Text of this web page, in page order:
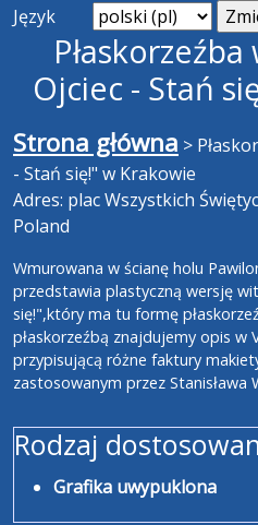
Język
Ojciec - Stań
Strona główna >
- Stań się!" w Krakowie
Adres: plac Wszystkich
Poland
Wmurowana w ścianę holu
przedstawia plastyczną wersję
się!",który ma tu formę
płaskorzeźbą znajdujemy opis w
przypisującą różne faktury
zastosowanym przez Stanisława
Rodzaj
Grafika uwypuklona